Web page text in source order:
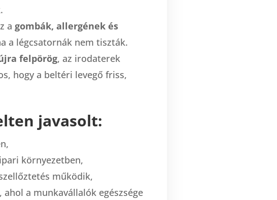
a gombák, allergének és
a légcsatornák nem tiszták.
felpörög, az irodaterek
hogy a beltéri levegő friss,
javasolt:
környezetben,
működik,
a munkavállalók egészsége